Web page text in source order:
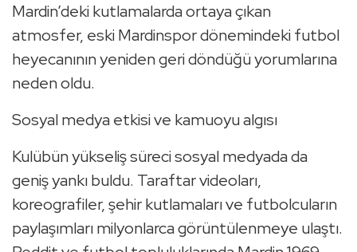
Mardin’deki kutlamalarda ortaya çıkan
atmosfer, eski Mardinspor dönemindeki futbol
heyecanının yeniden geri döndüğü yorumlarına
neden oldu.
Sosyal medya etkisi ve kamuoyu algısı
Kulübün yükseliş süreci sosyal medyada da
geniş yankı buldu. Taraftar videoları,
koreografiler, şehir kutlamaları ve futbolcuların
paylaşımları milyonlarca görüntülenmeye ulaştı.